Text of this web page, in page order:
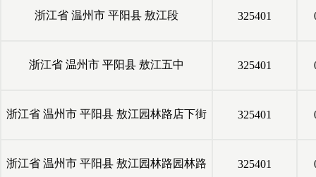
浙江省 温州市 平阳县 敖江段 325401
浙江省 温州市 平阳县 敖江五中 325401
浙江省 温州市 平阳县 敖江园林路店下街 325401
浙江省 温州市 平阳县 敖江园林路园林路 325401